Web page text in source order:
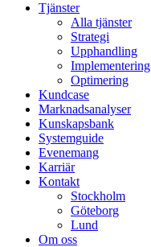
Tjänster
Alla tjänster
Strategi
Upphandling
Implementering
Optimering
Kundcase
Marknadsanalyser
Kunskapsbank
Systemguide
Evenemang
Karriär
Kontakt
Stockholm
Göteborg
Lund
Om oss